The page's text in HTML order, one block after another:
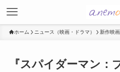
ホーム ニュース（映画・ドラマ） 新作映画
『スパイダーマン：